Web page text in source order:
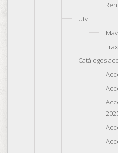
Utv
Catálogos